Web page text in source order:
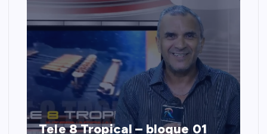
Tele 8 Tropical – bloque 01